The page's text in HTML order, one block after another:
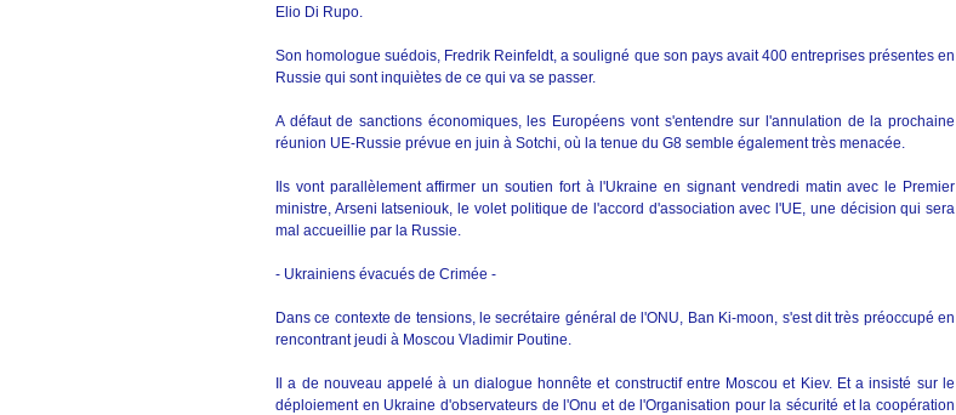
Elio Di Rupo.
Son homologue suédois, Fredrik Reinfeldt, a souligné que son pays avait 400 entreprises présentes en
Russie qui sont inquiètes de ce qui va se passer.
A défaut de sanctions économiques, les Européens vont s'entendre sur l'annulation de la prochaine
réunion UE-Russie prévue en juin à Sotchi, où la tenue du G8 semble également très menacée.
Ils vont parallèlement affirmer un soutien fort à l'Ukraine en signant vendredi matin avec le Premier
ministre, Arseni Iatseniouk, le volet politique de l'accord d'association avec l'UE, une décision qui sera
mal accueillie par la Russie.
- Ukrainiens évacués de Crimée -
Dans ce contexte de tensions, le secrétaire général de l'ONU, Ban Ki-moon, s'est dit très préoccupé en
rencontrant jeudi à Moscou Vladimir Poutine.
Il a de nouveau appelé à un dialogue honnête et constructif entre Moscou et Kiev. Et a insisté sur le
déploiement en Ukraine d'observateurs de l'Onu et de l'Organisation pour la sécurité et la coopération